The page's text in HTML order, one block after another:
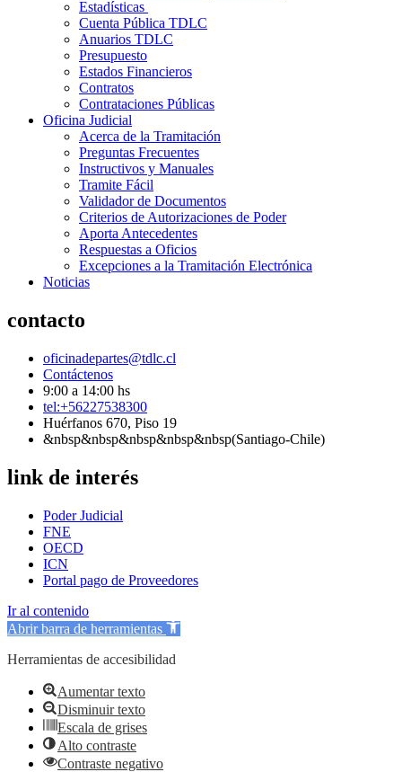
Estadísticas
Cuenta Pública TDLC
Anuarios TDLC
Presupuesto
Estados Financieros
Contratos
Contrataciones Públicas
Oficina Judicial
Acerca de la Tramitación
Preguntas Frecuentes
Instructivos y Manuales
Tramite Fácil
Validador de Documentos
Criterios de Autorizaciones de Poder
Aporta Antecedentes
Respuestas a Oficios
Excepciones a la Tramitación Electrónica
Noticias
contacto
oficinadepartes@tdlc.cl
Contáctenos
9:00 a 14:00 hs
tel:+56227538300
Huérfanos 670, Piso 19
&nbsp&nbsp&nbsp&nbsp&nbsp(Santiago-Chile)
link de interés
Poder Judicial
FNE
OECD
ICN
Portal pago de Proveedores
Ir al contenido
Abrir barra de herramientas
Herramientas de accesibilidad
Aumentar texto
Disminuir texto
Escala de grises
Alto contraste
Contraste negativo